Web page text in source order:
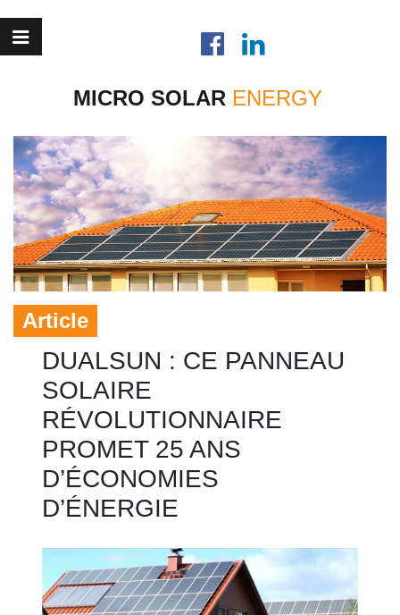
MICRO SOLAR
Article
DUALSUN : CE PANNEAU
SOLAIRE
RÉVOLUTIONNAIRE
PROMET 25 ANS
D’ÉCONOMIES
D’ÉNERGIE